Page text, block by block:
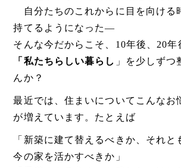
自分たちのこれからに目を向ける
持てるようになった―
そんな今だからこそ、10年後、20年
「私たちらしい暮らし 」を少しずつ
んか？
最近では、住まいについてこんなお
が増えています。たとえば
「新築に建て替えるべきか、それ
今の家を活かすべきか」